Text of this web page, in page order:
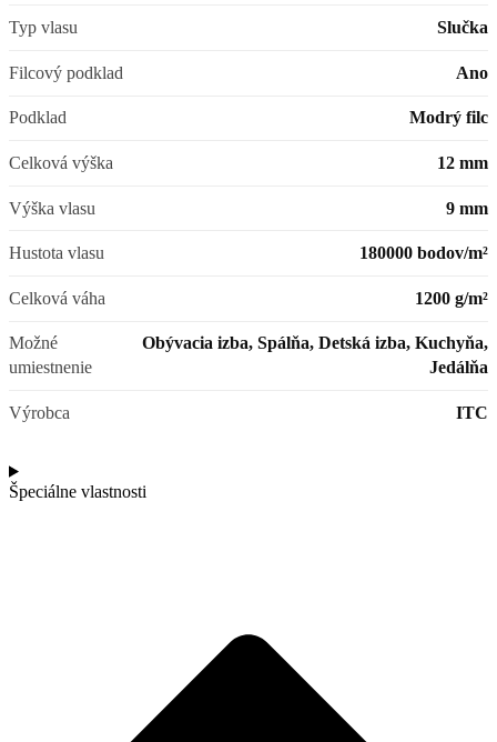
Typ vlasu Slučka
Filcový podklad Ano
Podklad Modrý filc
Celková výška 12 mm
Výška vlasu 9 mm
Hustota vlasu 180000 bodov/m²
Celková váha 1200 g/m²
Možné
umiestnenie
Obývacia izba, Spálňa, Detská izba, Kuchyňa,
Jedálňa
Výrobca ITC
Špeciálne vlastnosti